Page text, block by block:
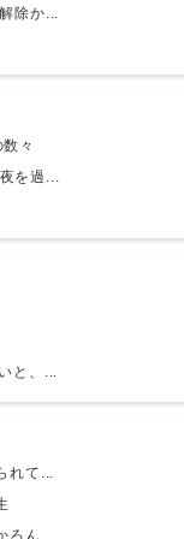
除か...
々
を過...
と、...
れて...
ん...